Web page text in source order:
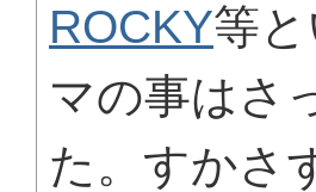
ROCKY等
マの事はさ
た。すかさ